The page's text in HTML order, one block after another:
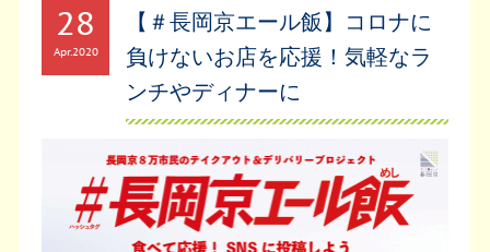
28
Apr2020
【＃長岡京エール飯】コロナに
負けないお店を応援！気軽なラ
ンチやディナーに